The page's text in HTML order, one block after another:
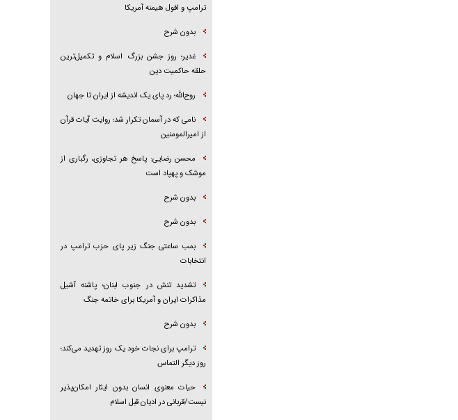
ترامپ و افول هیمنه آمریکا
بدون شرح
غدیر؛ روز جشن بزرگ اسلام و تکمیل‌ترین
حلقه حاکمیت دین
روح‌الله؛ رد پای یک اندیشه از ایران تا جهان
نامی که در آسمان تکرار شد؛ روایت آیات قرآن
از امیرالمومنین
محسن رضایی: پاسخ هر تجاوزی، رگباری از
موشک و پهپاد است
بدون شرح
بدون شرح
بمب ساعتی جنگ زیر پای حزب ترام‍پ در
انتخابات
تشدید تنش در جنوب لبنان؛ پاشنه آشیل
مذاکرات ایران و آمریکا برای خاتمه جنگ
بدون شرح
ترامپ برای نجات خود یک روز تهدید می‌کند؛
روز دیگر التماس
حیات معنوی انسان بدون ایثار امکان‌پذیر
نیست/قربانی در ادیان قبل اسلام